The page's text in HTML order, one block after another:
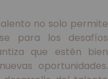
no solo permite
para los desafíos
que estén bien
oportunidades.